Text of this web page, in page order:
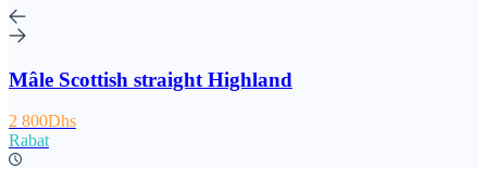
Mâle Scottish straight Highland
2 800Dhs
Rabat